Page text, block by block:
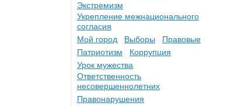
Экстремизм
Укрепление межнационального
согласия
Мой город
Выборы
Правовые
Патриотизм
Коррупция
Урок мужества
Ответственность
несовершеннолетних
Правонарушения